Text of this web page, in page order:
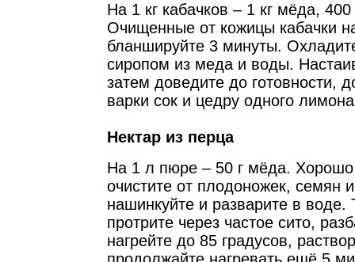
На 1 кг кабачков – 1 кг мёда,
Очищенные от кожицы кабачки
бланшируйте 3 минуты.
сиропом из меда и воды.
затем доведите до готовности,
варки сок и цедру одного
Нектар из перца
На 1 л пюре – 50 г мёда.
очистите от плодоножек, семян
нашинкуйте и разварите в воде.
протрите через частое сито,
нагрейте до 85 градусов,